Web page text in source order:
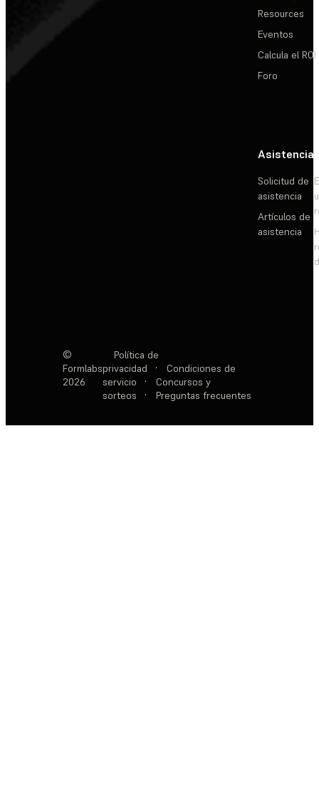
Resources
Eventos
Calcula el ROI
Foro
Asistencia
Solicitud de
asistencia
Artículos de
asistencia
©
Formlabs
2026
Política de
privacidad
·
Condiciones de
servicio
·
Concursos y
sorteos
· Preguntas frecuentes